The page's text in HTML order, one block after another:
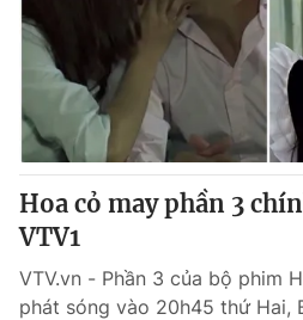
Cơ quan chủ quản: Đài Truyền
Cơ quan báo chí:
Thời báo VTV
Giấy phép hoạt động báo in và báo
cấp ngày 29/12/2023
Tổng Biên tập:Vũ Thanh Thủy
Phó Tổng Biên tập:Nguyễn Thị Mỹ
Nguyễn Trọng Ninh
Tổng đài VTV:
Ðiện thoại Thời báo VTV:
024.66
Email:toasoan@vtv.vn
Hoa cỏ may phần 3
VTV1
VTV.vn - Phần 3 của bộ phim
phát sóng vào 20h45 thứ Hai,